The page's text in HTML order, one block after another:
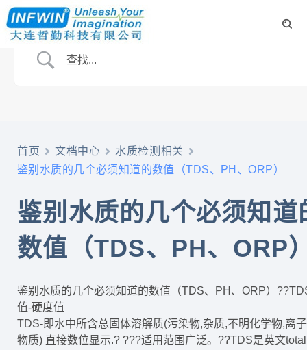
首页 文档中心
水质检测相关
鉴别水质的几个必须知道的数值（TDS、PH、ORP）
鉴别水质的几个必须知道
数值（TDS、PH、ORP
鉴别水质的几个必须知道的数值（TDS、PH、ORP）
值-硬度值
TDS-即水中所含总固体溶解质(污染物,杂质,不明化学物,离
物质) 直接数位显示.? ???适用范围广泛。??TDS是英文total